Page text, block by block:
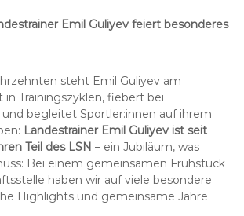
Emil Guliyev feiert besonderes
steht Emil Guliyev am
in Trainingszyklen, fiebert bei
begleitet Sportler:innen auf ihrem
Landestrainer Emil Guliyev ist seit
Teil des LSN – ein Jubiläum, was
Bei einem gemeinsamen Frühstück
haben wir auf viele besondere
Highlights und gemeinsame Jahre